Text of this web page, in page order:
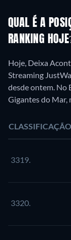
QUAL É A
RANKING
Hoje, Deixa
Streaming
desde ontem. No
Gigantes do Mar,
CLASSIFICAÇÃO
3319.
3320.